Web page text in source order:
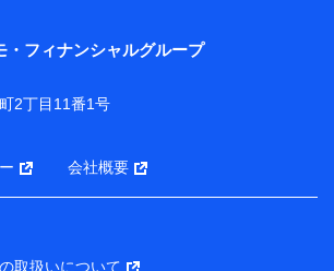
託業務遂行のため、またそれらに付帯、
たは株式会社NTTドコモ・フィナンシャ
び提携会社のサービスを案内、提供する
取得したサービス利用履歴、ウェブサイ
購買履歴、ご契約内容等のパーソナルデ
、お客さまの趣味・嗜好・傾向に応じた
等に関するご提案や広告の配信等を行う
。）
開催のため
グサービスの実施のため
ャンペーン等の実施のため
・手続き・管理等付帯業務を行うため
・フィナンシャルグループ
2丁目11番1号
会社概要
取扱いについて